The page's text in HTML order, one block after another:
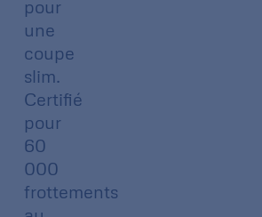
pour
une
coupe
slim.
Certifié
pour
60
000
frottements